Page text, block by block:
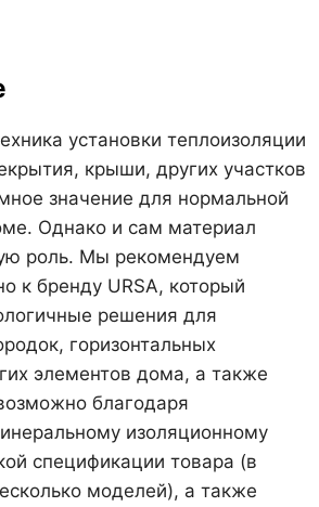
установки теплоизоляции
крыши, других участков
значение для нормальной
Однако и сам материал
роль. Мы рекомендуем
к бренду URSA, который
решения для
горизонтальных
элементов дома, а также
благодаря
изоляционному
спецификации товара (в
моделей), а также